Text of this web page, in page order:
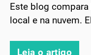
Este blog
local e na nuvem.
Leia o artigo